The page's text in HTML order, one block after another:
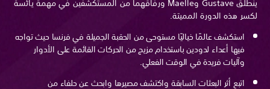
ينطلق Gustave وMaelle ورفاقهما من المستكشفين في مهمة يائسة
لكسر هذه الدورة المميتة.
استكشف عالمًا خياليًا مستوحى من الحقبة الجميلة في فرنسا حيث تواجه
فيها أعداء لدودين باستخدام مزيج من الحركات القائمة على الأدوار
وآليات فريدة في الوقت الفعلي.
اتبع أثر البعثات السابقة واكتشف مصيرها وابحث عن حلفاء من